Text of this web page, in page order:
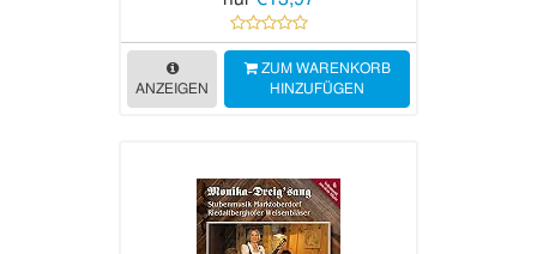
ANZEIGEN
ZUM WARENKORB
HINZUFÜGEN